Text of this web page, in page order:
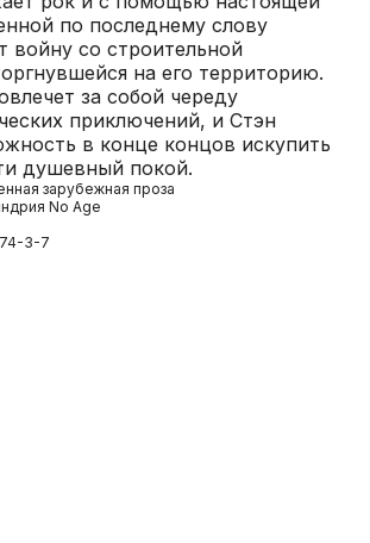
по последнему слову
войну со строительной
на его территорию.
за собой череду
приключений, и Стэн
в конце концов искупить
душевный покой.
зарубежная проза
No Age
3-7